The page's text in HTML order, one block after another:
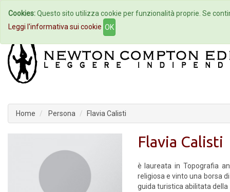
Home Autori Eventi
Home Persona Flavia Calisti
Flavia Calisti
è laureata in Topografia
religiosa e vinto una borsa
guida turistica abilitata
Cookies:Questo sito utilizza cookie per funzionalità proprie. Se
Leggi l'informativa sui cookie OK